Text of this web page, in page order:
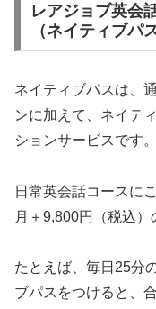
レアジョブ英会
（ネイティブパ
ネイティブパスは、
ンに加えて、ネイテ
ションサービスです。
日常英会話コースに
月＋9,800円（税込）
たとえば、毎日25分
ブパスをつけると、